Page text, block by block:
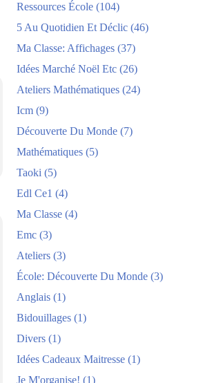
Ressources École (104)
5 Au Quotidien Et Déclic (46)
Ma Classe: Affichages (37)
Idées Marché Noël Etc (26)
Ateliers Mathématiques (24)
Icm (9)
Découverte Du Monde (7)
Mathématiques (5)
Taoki (5)
Edl Ce1 (4)
Ma Classe (4)
Emc (3)
Ateliers (3)
École: Découverte Du Monde (3)
Anglais (1)
Bidouillages (1)
Divers (1)
Idées Cadeaux Maitresse (1)
Je M'organise! (1)